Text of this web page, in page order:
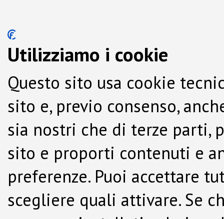
Utilizziamo i cookie
Questo sito usa cookie
sito e, previo consenso,
sia nostri che di terze parti,
sito e proporti contenuti e
preferenze. Puoi accettare
scegliere quali attivare. Se